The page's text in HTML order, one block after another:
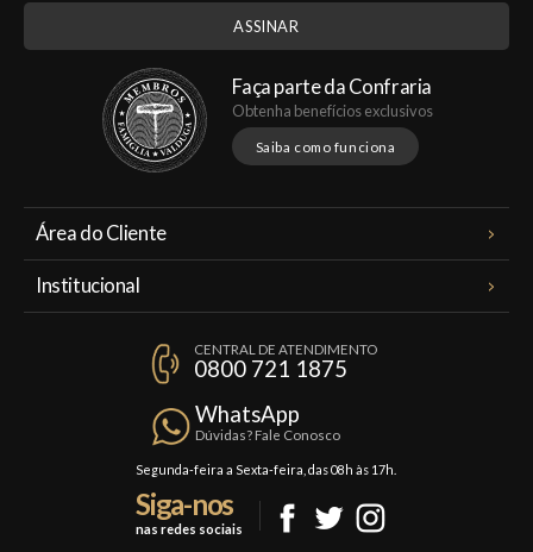
Faça parte da Confraria
Obtenha benefícios exclusivos
Saiba como funciona
Área do Cliente
Institucional
Política de Privacidade
Trocas e Devoluções
Formas de Pagamento
CENTRAL DE ATENDIMENTO
0800 721 1875
WhatsApp
Dúvidas? Fale Conosco
Segunda-feira a Sexta-feira, das 08h às 17h.
Siga-nos
nas redes sociais